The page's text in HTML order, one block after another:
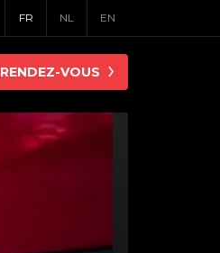
FR NL EN
RENDEZ-VOUS